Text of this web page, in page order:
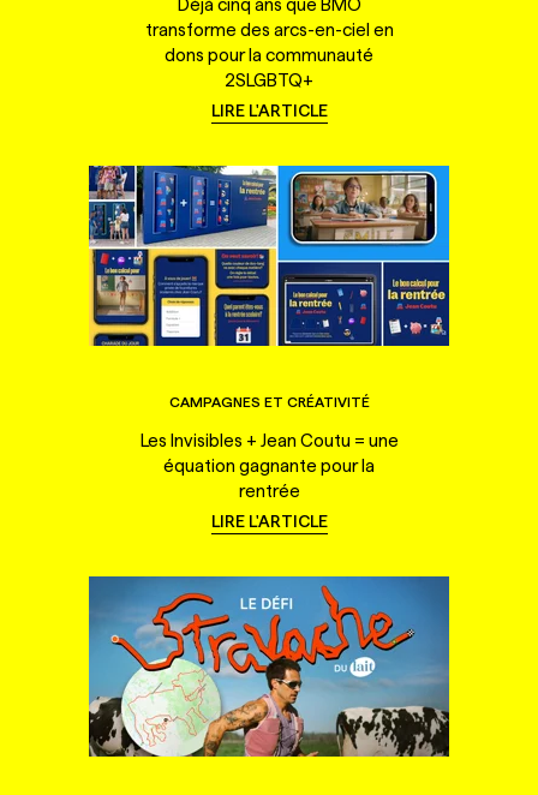
transforme des arcs-en-ciel en
dons pour la communauté
2SLGBTQ+
LIRE L'ARTICLE
CAMPAGNES ET CRÉATIVITÉ
Les Invisibles + Jean Coutu = une
équation gagnante pour la
rentrée
LIRE L'ARTICLE